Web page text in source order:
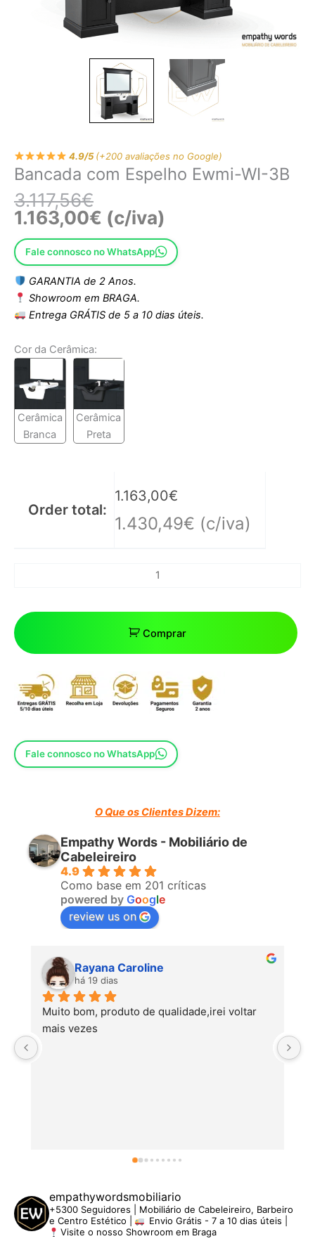
4.9/5(+200 avaliações no Google)
Bancada com Espelho Ewmi-WI-3B
3.117,56€
1.163,00€ (c/iva)
Fale connosco no WhatsApp
GARANTIA de 2 Anos.
Showroom em BRAGA.
Entrega GRÁTIS de 5 a 10 dias úteis.
Cor da Cerâmica:
Cerâmica
Branca
Cerâmica
Preta
Order total:
1.163,00€
1.430,49€ (c/iva)
Comprar
Fale connosco no WhatsApp
O Que os Clientes Dizem:
Empathy Words - Mobiliário de
Cabeleireiro
4.9
Como base em 201 críticas
powered by Google
review us on
Rayana Caroline
há 19 dias
Muito bom, produto de qualidade,irei voltar
mais vezes
empathywordsmobiliario
+5300 Seguidores | Mobiliário de Cabeleireiro, Barbeiro
e Centro Estético |
Envio Grátis - 7 a 10 dias úteis |
Visite o nosso Showroom em Braga